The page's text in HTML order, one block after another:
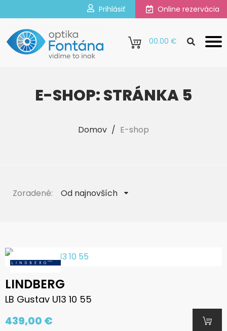
Prihlásiť Online rezervácia
00.00 €
E-SHOP: STRÁNKA 5
Domov / E-shop
Zoradené: Od najnovších
LINDBERG
LB Gustav U13 10 55
439,00 €